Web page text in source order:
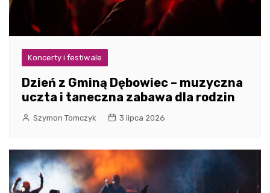
Koncerty i festiwale
Dzień z Gminą Dębowiec – muzyczna
uczta i taneczna zabawa dla rodzin
Szymon Tomczyk 3 lipca 2026